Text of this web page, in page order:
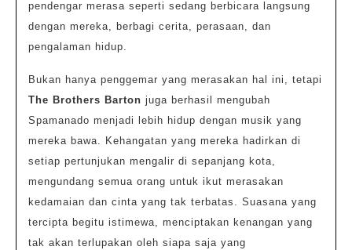
pendengar merasa seperti sedang berbicara langsung
dengan mereka, berbagi cerita, perasaan, dan
pengalaman hidup.
Bukan hanya penggemar yang merasakan hal ini, tetapi
The Brothers Barton juga berhasil mengubah
Spamanado menjadi lebih hidup dengan musik yang
mereka bawa. Kehangatan yang mereka hadirkan di
setiap pertunjukan mengalir di sepanjang kota,
mengundang semua orang untuk ikut merasakan
kedamaian dan cinta yang tak terbatas. Suasana yang
tercipta begitu istimewa, menciptakan kenangan yang
tak akan terlupakan oleh siapa saja yang